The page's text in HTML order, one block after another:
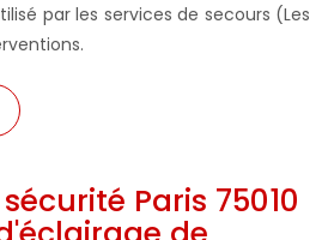
par les services de secours (Les
Paris 75010